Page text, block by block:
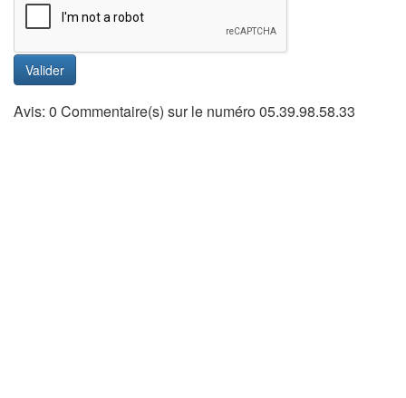
Valider
Avis: 0 Commentaire(s) sur le numéro 05.39.98.58.33